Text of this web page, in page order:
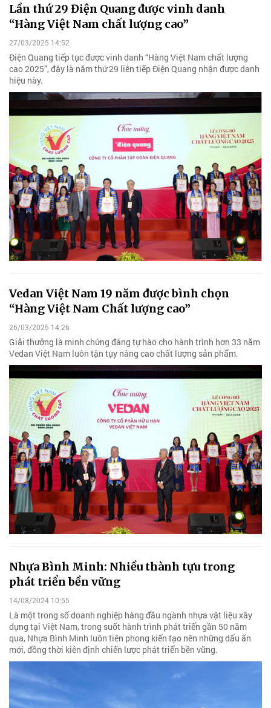
Lần thứ 29 Điện Quang được vinh danh
“Hàng Việt Nam chất lượng cao”
27/03/2025 14:52
Điện Quang tiếp tục được vinh danh “Hàng Việt Nam chất lượng
cao 2025”, đây là năm thứ 29 liên tiếp Điện Quang nhận được danh
hiệu này.
Vedan Việt Nam 19 năm được bình chọn
“Hàng Việt Nam Chất lượng cao”
26/03/2025 14:26
Giải thưởng là minh chứng đáng tự hào cho hành trình hơn 33 năm
Vedan Việt Nam luôn tận tụy nâng cao chất lượng sản phẩm.
Nhựa Bình Minh: Nhiều thành tựu trong
phát triển bền vững
14/08/2024 10:55
Là một trong số doanh nghiệp hàng đầu ngành nhựa vật liệu xây
dựng tại Việt Nam, trong suốt hành trình phát triển gần 50 năm
qua, Nhựa Bình Minh luôn tiên phong kiến tạo nên những dấu ấn
mới, đồng thời kiên định chiến lược phát triển bền vững.